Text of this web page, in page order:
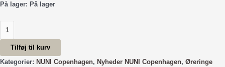
På lager: På lager
Aurora
White
Forgyldt
Tilføj til kurv
Kategorier: NUNI Copenhagen, Nyheder NUNI Copenhagen, Øreringe